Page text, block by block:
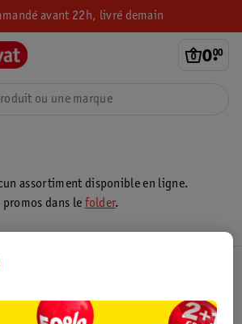
avant 22h, livré demain
0.
00
assortiment disponible en ligne.
dans le folder.